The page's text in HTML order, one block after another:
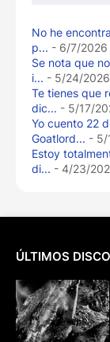
No he
p... - 6/7/2026
Se nota que
i... - 5/24/2026
Te tienes que
dic... - 5/17/
Yo cuento 22
Goatlord... - 5/
Estoy
di... - 4/23/
ÚLTIMOS